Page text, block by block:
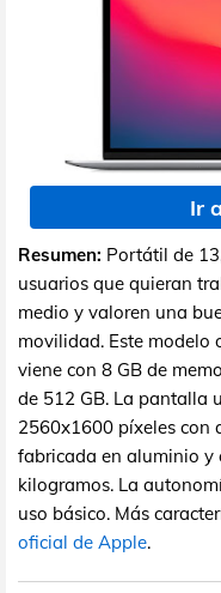
Ir
Resumen: Portátil de
usuarios que quieran
medio y valoren una
movilidad. Este modelo
viene con 8 GB de
de 512 GB. La pantalla
2560x1600 píxeles con
fabricada en aluminio y
kilogramos. La
uso básico. Más
oficial de Apple.